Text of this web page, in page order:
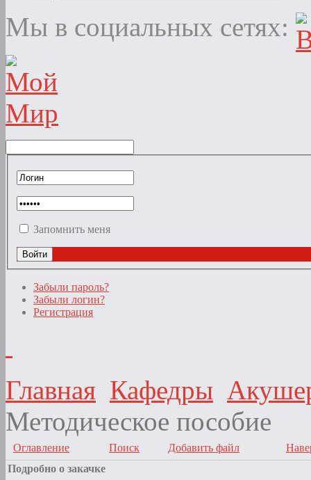
Мы в социальных сетях:
Запомнить меня
Забыли пароль?
Забыли логин?
Регистрация
Главная Кафедры
Методическое пособие
Оглавление Поиск Добавить файл
Подробно о закачке